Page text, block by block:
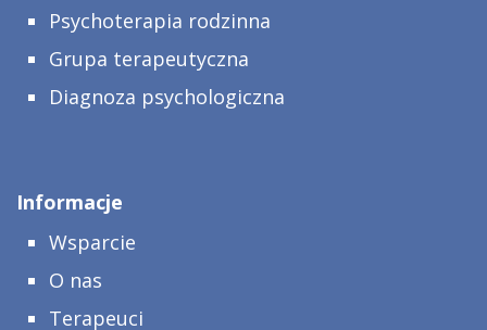
Psychoterapia rodzinna
Grupa terapeutyczna
Diagnoza psychologiczna
Informacje
Wsparcie
O nas
Terapeuci